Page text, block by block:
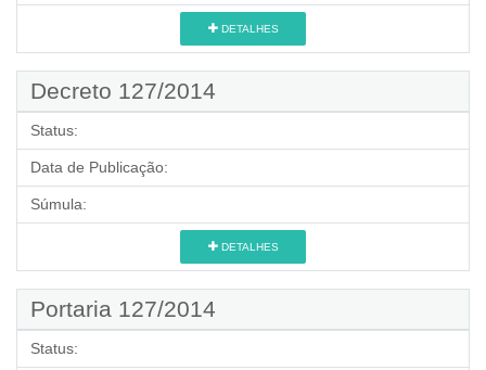
DETALHES
Decreto 127/2014
Status:
Data de Publicação:
Súmula:
DETALHES
Portaria 127/2014
Status: